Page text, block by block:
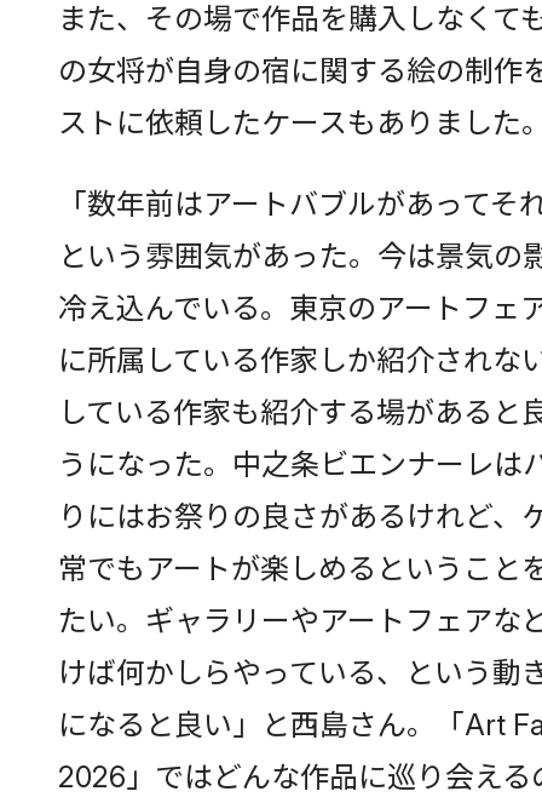
また、その場で作品を購入しなくて
の女将が自身の宿に関する絵の制作
ストに依頼したケースもありました
「数年前はアートバブルがあってそ
という雰囲気があった。今は景気の
冷え込んでいる。東京のアートフェ
に所属している作家しか紹介されな
している作家も紹介する場があると
うになった。中之条ビエンナーレは
りにはお祭りの良さがあるけれど、
常でもアートが楽しめるということ
たい。ギャラリーやアートフェアな
けば何かしらやっている、という動
になると良い」と西島さん。「Art
2026」ではどんな作品に巡り会える